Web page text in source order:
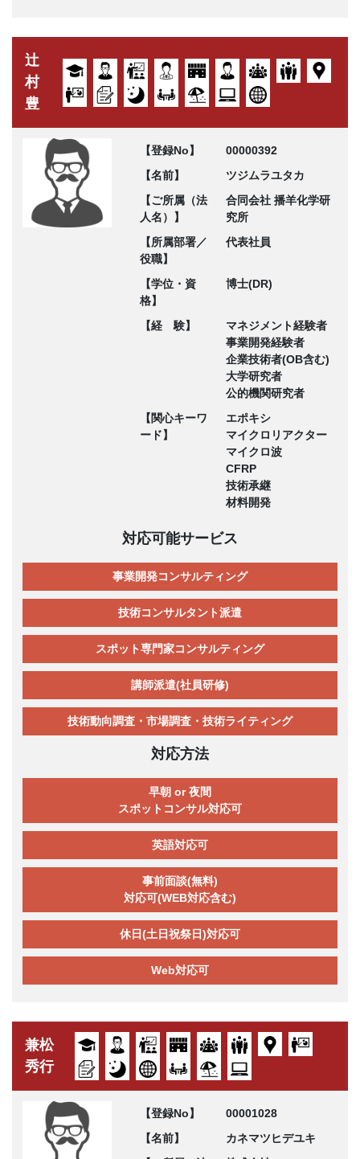
辻
村
豊
【登録No】
00000392
【名前】
ツジムラユタカ
【ご所属（法
人名）】
合同会社 播羊化学研
究所
【所属部署／
役職】
代表社員
【学位・資
格】
博士(DR)
【経 験】
マネジメント経験者
事業開発経験者
企業技術者(OB含む)
大学研究者
公的機関研究者
【関心キーワ
ード】
エポキシ
マイクロリアクター
マイクロ波
CFRP
技術承継
材料開発
対応可能サービス
事業開発コンサルティング
技術コンサルタント派遣
スポット専門家コンサルティング
講師派遣(社員研修)
技術動向調査・市場調査・技術ライティング
対応方法
早朝 or 夜間
スポットコンサル対応可
英語対応可
事前面談(無料)
対応可(WEB対応含む)
休日(土日祝祭日)対応可
Web対応可
兼松
秀行
【登録No】
00001028
【名前】
カネマツヒデユキ